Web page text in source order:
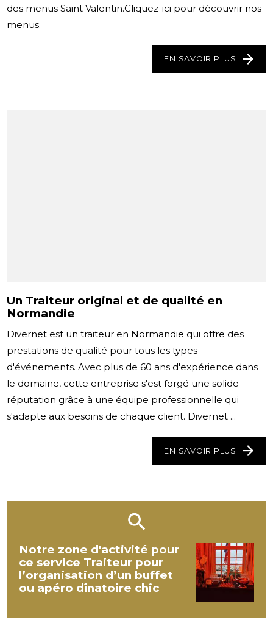
des menus Saint Valentin.Cliquez-ici pour découvrir nos
menus.
EN SAVOIR PLUS
Un Traiteur original et de qualité en
Normandie
Divernet est un traiteur en Normandie qui offre des
prestations de qualité pour tous les types
d'événements. Avec plus de 60 ans d'expérience dans
le domaine, cette entreprise s'est forgé une solide
réputation grâce à une équipe professionnelle qui
s'adapte aux besoins de chaque client. Divernet ...
EN SAVOIR PLUS
Notre zone d'activité pour
ce service Traiteur pour
l’organisation d’un buffet
ou apéro dînatoire chic